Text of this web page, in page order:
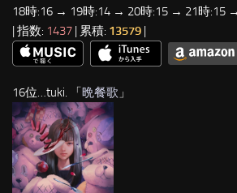
18時:16 → 19時:14 → 20時:15 → 21時:15
| 指数: 1437 | 累積: 13579 |
16位…tuki. 「晩餐歌 」